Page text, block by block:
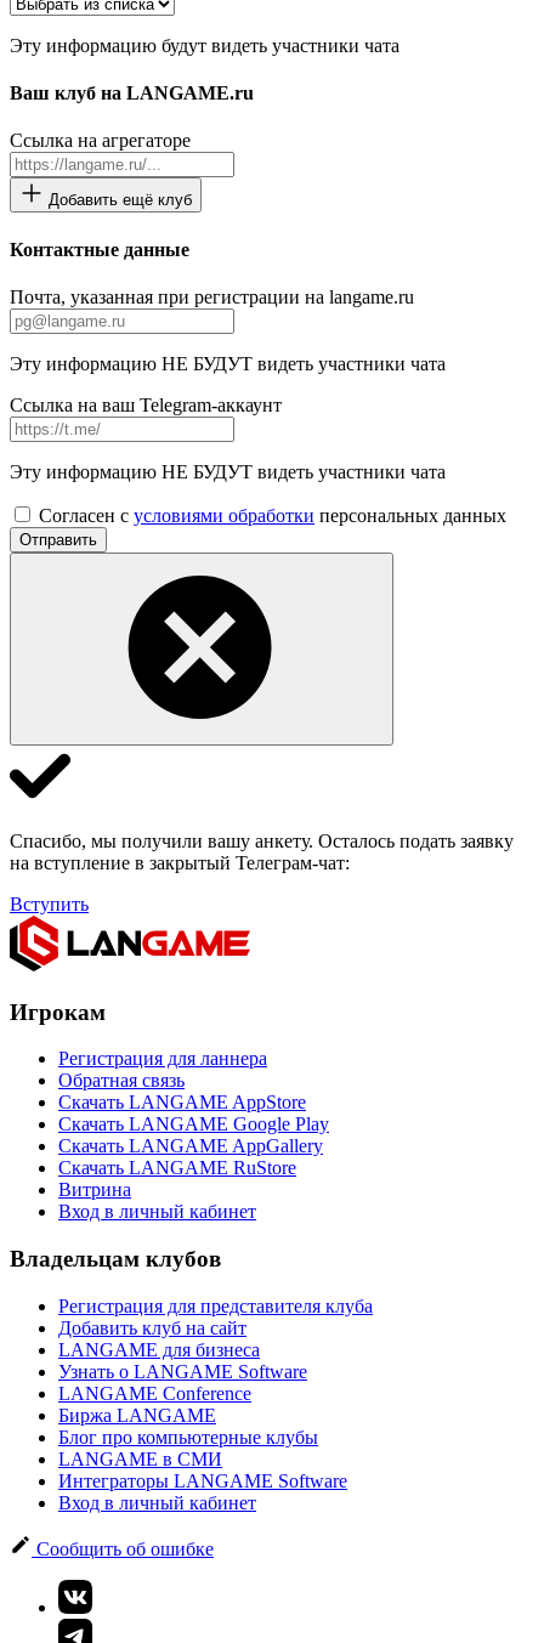
Эту информацию будут видеть участники чата
Ваш клуб на LANGAME.ru
Ссылка на агрегаторе
Добавить ещё клуб
Контактные данные
Почта, указанная при регистрации на langame.ru
Эту информацию НЕ БУДУТ видеть участники чата
Ссылка на ваш Telegram-аккаунт
Эту информацию НЕ БУДУТ видеть участники чата
Согласен с условиями обработки персональных данных
Отправить
Спасибо, мы получили вашу анкету. Осталось подать заявку
на вступление в закрытый Телеграм-чат:
Вступить
Игрокам
Регистрация для ланнера
Обратная связь
Скачать LANGAME AppStore
Скачать LANGAME Google Play
Скачать LANGAME AppGallery
Скачать LANGAME RuStore
Витрина
Вход в личный кабинет
Владельцам клубов
Регистрация для представителя клуба
Добавить клуб на сайт
LANGAME для бизнеса
Узнать о LANGAME Software
LANGAME Conference
Биржа LANGAME
Блог про компьютерные клубы
LANGAME в СМИ
Интеграторы LANGAME Software
Вход в личный кабинет
Сообщить об ошибке